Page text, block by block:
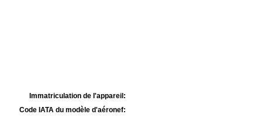
Immatriculation de l'appareil:
Code IATA du modèle d'aéronef: